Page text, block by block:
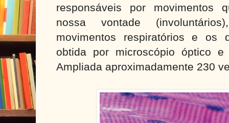
responsáveis por movimentos
nossa vontade
movimentos respiratórios e os
obtida por microscópio óptico e
Ampliada aproximadamente 230